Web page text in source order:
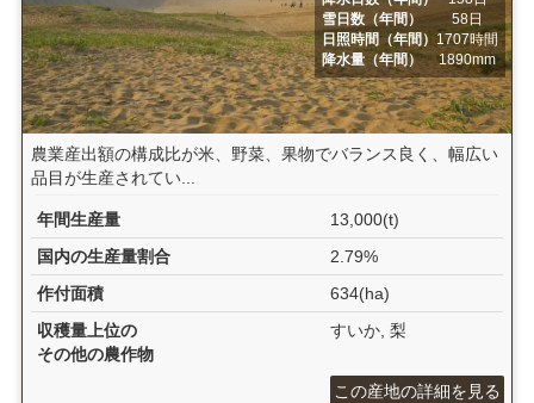
雪日数（年間）
58日
日照時間（年間）1707時間
降水量（年間）
1890mm
農業産出額の構成比が米、野菜、果物でバランス良く、幅広い
品目が生産されてい...
年間生産量
13,000(t)
国内の生産量割合
2.79%
作付面積
634(ha)
収穫量上位の
その他の農作物
すいか, 梨
この産地の詳細を見る